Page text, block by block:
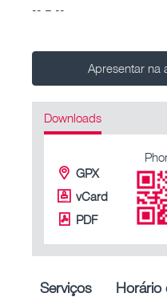
-- – --
Apresentar na
Downloads
GPX
vCard
PDF
Serviços Horário